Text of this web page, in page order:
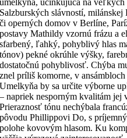
Salzburských slávností, milánskej
či operných domov v Berlíne,
postavy Mathildy vzornú frázu a
sfarbený, ľahký, pohyblivý hlas
tónov) pekné okrúhle výšky,
dostatočnú pohyblivosť. Chýba
znel príliš komorne, v ansámbloch
Umelkyňa by sa určite výborne
– napriek nesporným kvalitám jej
Prieraznosť tónu nechýbala
pôvodu Phillippovi Do, s
polohe kovovým hlasom. Ku